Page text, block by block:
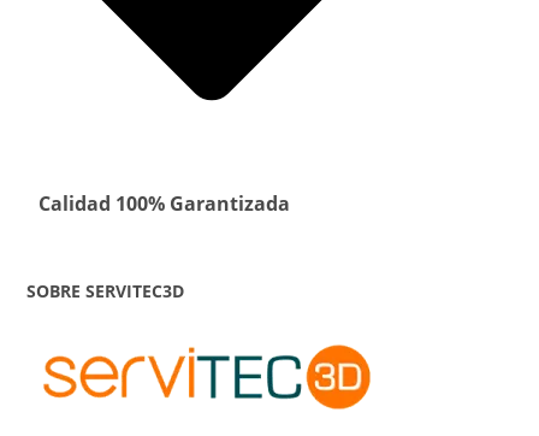
Calidad 100% Garantizada
SOBRE SERVITEC3D